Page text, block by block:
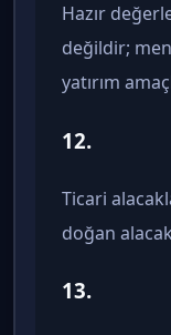
Hazır
değildir;
yatırım
12.
Ticari
doğan
13.